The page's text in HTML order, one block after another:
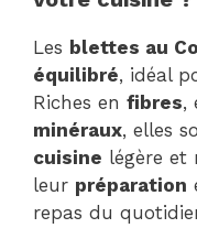
Les blettes au
équilibré, idéal
Riches en fibres,
minéraux, elles
cuisine légère et
leur préparation
repas du